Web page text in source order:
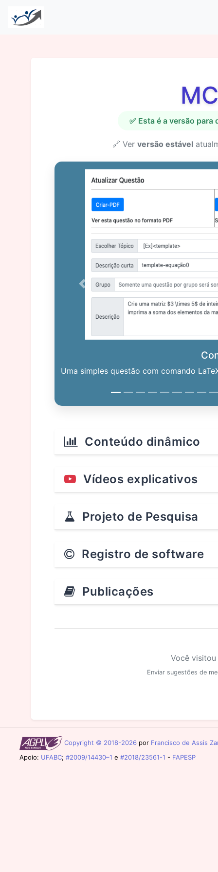
✅ Esta é a versão
🔗 Ver versão estável
Uma simples questão com comando
Previous
Conteúdo dinâmico
Vídeos explicativos
Projeto de Pesquisa
Registro de software
Publicações
Você
Enviar sugestões de
Copyright © 2018-2026 por Francisco de Assis
Apoio: UFABC; #2009/14430–1 e #2018/23561-1 - FAPESP